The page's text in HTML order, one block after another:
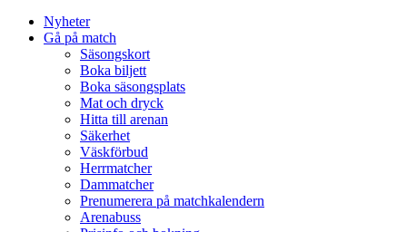
Nyheter
Gå på match
Säsongskort
Boka biljett
Boka säsongsplats
Mat och dryck
Hitta till arenan
Säkerhet
Väskförbud
Herrmatcher
Dammatcher
Prenumerera på matchkalendern
Arenabuss